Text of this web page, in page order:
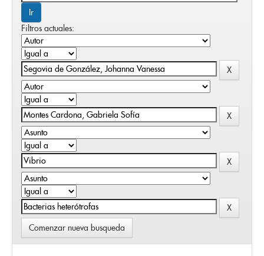
Filtros actuales:
Comenzar nueva busqueda